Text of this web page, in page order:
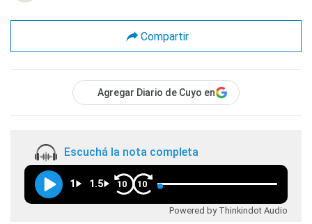
Compartir
Agregar Diario de Cuyo en
Escuchá la nota completa
1 1.5 10 10
Powered by Thinkindot Audio